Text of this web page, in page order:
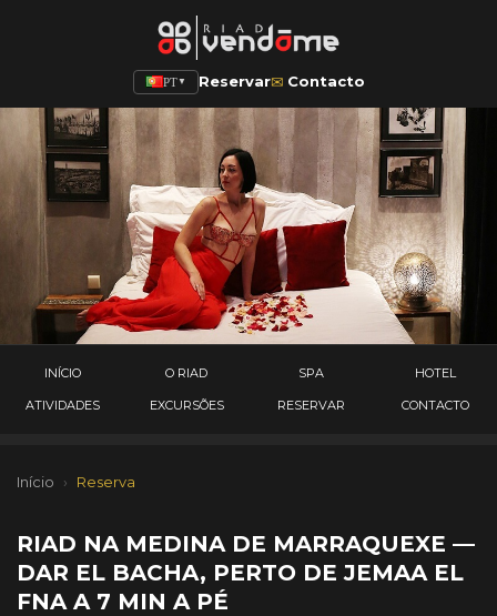
PT▼ Reservar✉ Contacto
INÍCIO O RIAD SPA HOTEL
ATIVIDADES EXCURSÕES RESERVAR CONTACTO
Início › Reserva
RIAD NA MEDINA DE MARRAQUEXE —
DAR EL BACHA, PERTO DE JEMAA EL
FNA A 7 MIN A PÉ